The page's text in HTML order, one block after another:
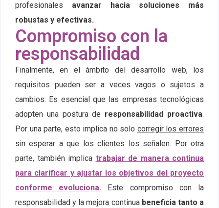
profesionales avanzar hacia soluciones más
robustas y efectivas.
Compromiso con la
responsabilidad
Finalmente, en el ámbito del desarrollo web, los
requisitos pueden ser a veces vagos o sujetos a
cambios. Es esencial que las empresas tecnológicas
adopten una postura de responsabilidad proactiva.
Por una parte, esto implica no solo corregir los errores
sin esperar a que los clientes los señalen. Por otra
parte, también implica trabajar de manera continua
para clarificar y ajustar los objetivos del proyecto
conforme evoluciona. Este compromiso con la
responsabilidad y la mejora continua beneficia tanto a